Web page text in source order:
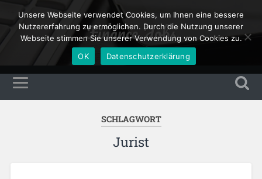
Finance Jobs
SCHLAGWORT
Jurist
Unsere Webseite verwendet Cookies, um Ihnen eine bessere
Nutzererfahrung zu ermöglichen. Durch die Nutzung unserer
Webseite stimmen Sie unserer Verwendung von Cookies zu.
OK
Datenschutzerklärung